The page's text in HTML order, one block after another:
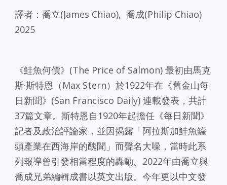
譯者：喬立(James Chiao), 喬成(Philip Chiao)
2025
《鮭魚何價》(The Price of Salmon) 最初由馬克
斯·斯特恩（Max Stern）於1922年在《舊金山每
日新聞》(San Francisco Daily) 連載發表，共計
37篇文章。斯特恩自1920年起擔任《每日新聞》
記者及政治評論家，並因揭露「阿拉斯加鮭魚罐
頭產業在西海岸的醜聞」而聲名大噪，當時此系
列報導曾引發相當程度的轟動。2022年由喬立與
喬成兄弟編輯成書以英文出版。今年更以中文發